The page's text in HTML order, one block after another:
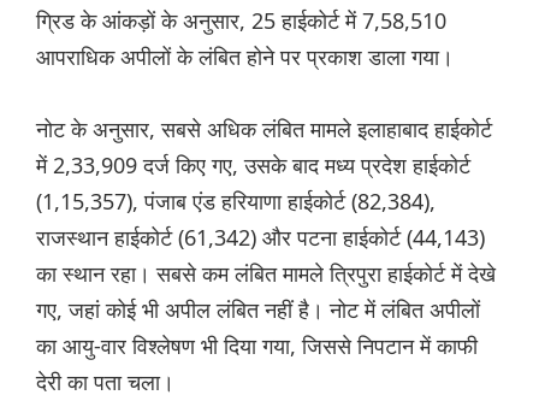
ग्रिड के आंकड़ों के अनुसार, 25 हाईकोर्ट में 7,58,510
आपराधिक अपीलों के लंबित होने पर प्रकाश डाला गया।
नोट के अनुसार, सबसे अधिक लंबित मामले इलाहाबाद हाईकोर्ट
में 2,33,909 दर्ज किए गए, उसके बाद मध्य प्रदेश हाईकोर्ट
(1,15,357), पंजाब एंड हरियाणा हाईकोर्ट (82,384),
राजस्थान हाईकोर्ट (61,342) और पटना हाईकोर्ट (44,143)
का स्थान रहा। सबसे कम लंबित मामले त्रिपुरा हाईकोर्ट में देखे
गए, जहां कोई भी अपील लंबित नहीं है। नोट में लंबित अपीलों
का आयु-वार विश्लेषण भी दिया गया, जिससे निपटान में काफी
देरी का पता चला।